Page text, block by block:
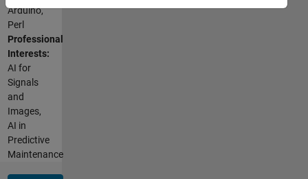
Arduino,
Perl
Professional
Interests:
AI for
Signals
and
Images,
AI in
Predictive
Maintenance